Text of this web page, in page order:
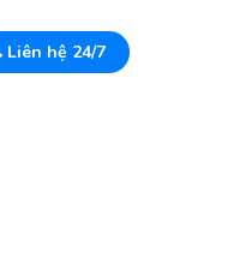
Liên hệ 24/7